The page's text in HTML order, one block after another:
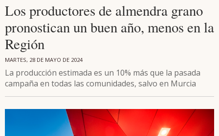
Los productores de almendra grano
pronostican un buen año, menos en la
Región
MARTES, 28 DE MAYO DE 2024
La producción estimada es un 10% más que la pasada
campaña en todas las comunidades, salvo en Murcia